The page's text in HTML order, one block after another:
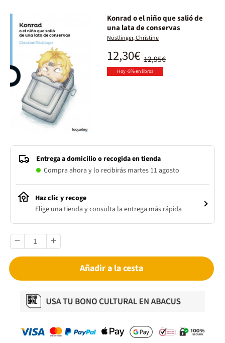
Konrad o el niño que salió de
una lata de conservas
Nöstlinger, Christine
12,95€
12,30€
Hoy -5% en libros
Entrega a domicilio o recogida en tienda
Compra ahora y lo recibirás martes 11 agosto
Haz clic y recoge
Elige una tienda y consulta la entrega más rápida
Añadir a la cesta